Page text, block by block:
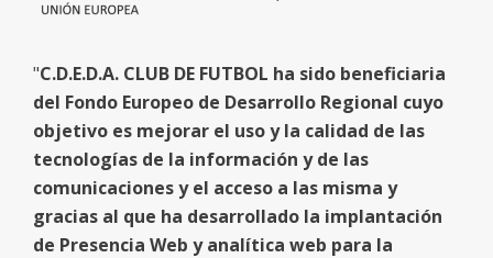
"C.D.E.D.A. CLUB DE FUTBOL ha sido beneficiaria
del Fondo Europeo de Desarrollo Regional cuyo
objetivo es mejorar el uso y la calidad de las
tecnologías de la información y de las
comunicaciones y el acceso a las misma y
gracias al que ha desarrollado la implantación
de Presencia Web y analítica web para la